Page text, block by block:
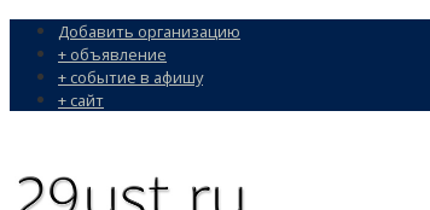
Добавить организацию
+ объявление
+ событие в афишу
+ сайт